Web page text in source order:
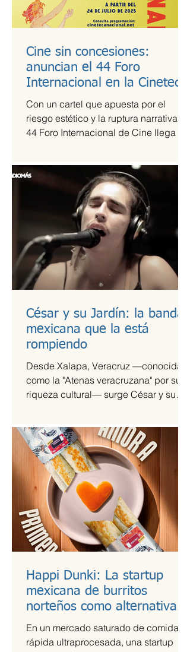
Cine sin concesiones:
anuncian el 44 Foro
Internacional en la Cineteca
Nacional
Con un cartel que apuesta por el
riesgo estético y la ruptura narrativa, el
44 Foro Internacional de Cine llega a
de vanguardia.
César y su Jardín: la banda
mexicana que la está
rompiendo
Desde Xalapa, Veracruz —conocida
como la "Atenas veracruzana" por su
riqueza cultural— surge César y su
en la escena de la música de fusión.
Happi Dunki: La startup
mexicana de burritos
norteños como alternativa
nutritiva
En un mercado saturado de comida
rápida ultraprocesada, una startup